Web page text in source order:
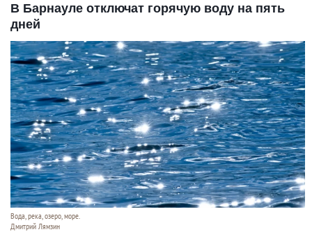
В Барнауле отключат горячую воду на пять
дней
Вода, река, озеро, море.
Дмитрий Лямзин